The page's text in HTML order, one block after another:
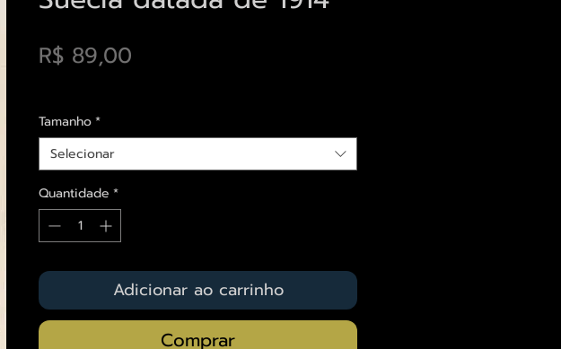
R$ 89,00
Tamanho*
Selecionar
Quantidade *
Adicionar ao carrinho
Comprar